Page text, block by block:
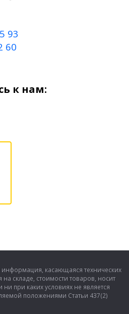
93
60
к нам:
информация, касающаяся технических
складе, стоимости товаров, носит
при каких условиях не является
положениями Статьи 437(2)